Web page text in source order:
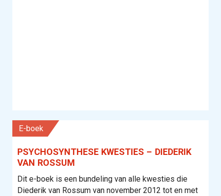
E-boek
PSYCHOSYNTHESE KWESTIES – DIEDERIK
VAN ROSSUM
Dit e-boek is een bundeling van alle kwesties die
Diederik van Rossum van november 2012 tot en met